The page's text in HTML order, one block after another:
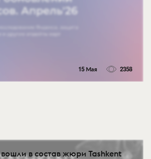
15 Мая 2358
в состав жюри Tashkent